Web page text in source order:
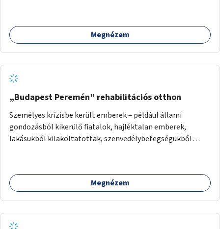
Megnézem
„Budapest Peremén” rehabilitációs otthon
Személyes krízisbe került emberek – például állami
gondozásból kikerülő fiatalok, hajléktalan emberek,
lakásukból kilakoltatottak, szenvedélybetegségükből
civil/szakmai szervezeti háttérrel. A program a közvetlen
segítségen, biztonságnyújtáson kívül gazdálkodásba is
szemléletformálást is céljának tekinti.
Megnézem